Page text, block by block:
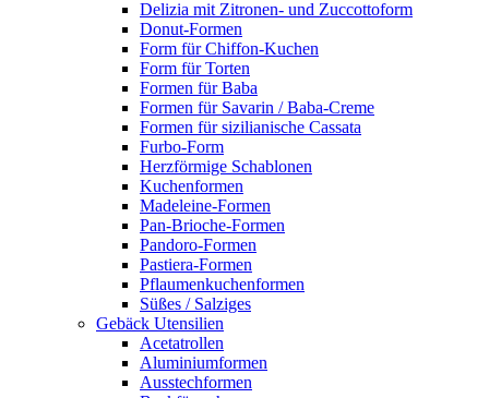
Delizia mit Zitronen- und Zuccottoform
Donut-Formen
Form für Chiffon-Kuchen
Form für Torten
Formen für Baba
Formen für Savarin / Baba-Creme
Formen für sizilianische Cassata
Furbo-Form
Herzförmige Schablonen
Kuchenformen
Madeleine-Formen
Pan-Brioche-Formen
Pandoro-Formen
Pastiera-Formen
Pflaumenkuchenformen
Süßes / Salziges
Gebäck Utensilien
Acetatrollen
Aluminiumformen
Ausstechformen